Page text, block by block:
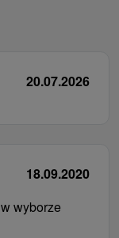
20.07.2026
18.09.2020
wyborze